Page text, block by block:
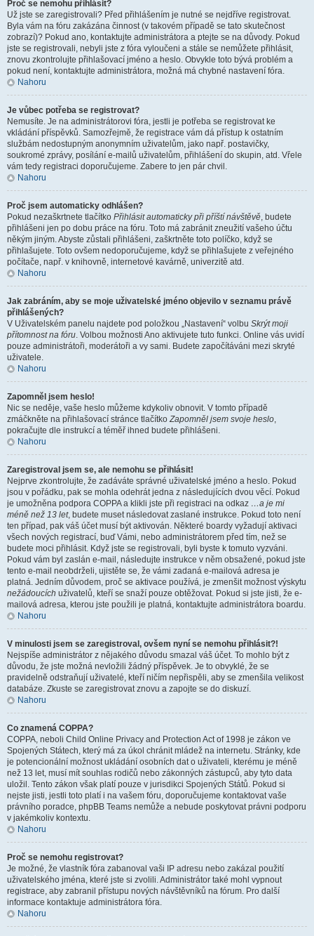
Proč se nemohu přihlásit?
Už jste se zaregistrovali? Před přihlášením je nutné se nejdříve registrovat.
Byla vám na fóru zakázána činnost (v takovém případě se tato skutečnost
zobrazí)? Pokud ano, kontaktujte administrátora a ptejte se na důvody. Pokud
jste se registrovali, nebyli jste z fóra vyloučeni a stále se nemůžete přihlásit,
znovu zkontrolujte přihlašovací jméno a heslo. Obvykle toto bývá problém a
pokud není, kontaktujte administrátora, možná má chybné nastavení fóra.
Nahoru
Je vůbec potřeba se registrovat?
Nemusíte. Je na administrátorovi fóra, jestli je potřeba se registrovat ke
vkládání příspěvků. Samozřejmě, že registrace vám dá přístup k ostatním
službám nedostupným anonymním uživatelům, jako např. postavičky,
soukromé zprávy, posílání e-mailů uživatelům, přihlášení do skupin, atd. Vřele
vám tedy registraci doporučujeme. Zabere to jen pár chvil.
Nahoru
Proč jsem automaticky odhlášen?
Pokud nezaškrtnete tlačítko Přihlásit automaticky při příští návštěvě, budete
přihlášeni jen po dobu práce na fóru. Toto má zabránit zneužití vašeho účtu
někým jiným. Abyste zůstali přihlášeni, zaškrtněte toto políčko, když se
přihlašujete. Toto ovšem nedoporučujeme, když se přihlašujete z veřejného
počítače, např. v knihovně, internetové kavárně, univerzitě atd.
Nahoru
Jak zabráním, aby se moje uživatelské jméno objevilo v seznamu právě
přihlášených?
V Uživatelském panelu najdete pod položkou „Nastavení“ volbu Skrýt moji
přítomnost na fóru. Volbou možnosti Ano aktivujete tuto funkci. Online vás uvidí
pouze administrátoři, moderátoři a vy sami. Budete započítáváni mezi skryté
uživatele.
Nahoru
Zapomněl jsem heslo!
Nic se neděje, vaše heslo můžeme kdykoliv obnovit. V tomto případě
zmáčkněte na přihlašovací stránce tlačítkoZapomněl jsem svoje heslo,
pokračujte dle instrukcí a téměř ihned budete přihlášeni.
Nahoru
Zaregistroval jsem se, ale nemohu se přihlásit!
Nejprve zkontrolujte, že zadáváte správné uživatelské jméno a heslo. Pokud
jsou v pořádku, pak se mohla odehrát jedna z následujících dvou věcí. Pokud
je umožněna podpora COPPA a klikli jste při registraci na odkaz …a je mi
méně než 13 let, budete muset následovat zaslané instrukce. Pokud toto není
ten případ, pak váš účet musí být aktivován. Některé boardy vyžadují aktivaci
všech nových registrací, buď Vámi, nebo administrátorem před tím, než se
budete moci přihlásit. Když jste se registrovali, byli byste k tomuto vyzváni.
Pokud vám byl zaslán e-mail, následujte instrukce v něm obsažené, pokud jste
tento e-mail neobdrželi, ujistěte se, že vámi zadaná e-mailová adresa je
platná. Jedním důvodem, proč se aktivace používá, je zmenšit možnost výskytu
nežádoucích uživatelů, kteří se snaží pouze obtěžovat. Pokud si jste jisti, že e-
mailová adresa, kterou jste použili je platná, kontaktujte administrátora boardu.
Nahoru
V minulosti jsem se zaregistroval, ovšem nyní se nemohu přihlásit?!
Nejspíše administrátor z nějakého důvodu smazal váš účet. To mohlo být z
důvodu, že jste možná nevložili žádný příspěvek. Je to obvyklé, že se
pravidelně odstraňují uživatelé, kteří ničím nepřispěli, aby se zmenšila velikost
databáze. Zkuste se zaregistrovat znovu a zapojte se do diskuzí.
Nahoru
Co znamená COPPA?
COPPA, neboli Child Online Privacy and Protection Act of 1998 je zákon ve
Spojených Státech, který má za úkol chránit mládež na internetu. Stránky, kde
je potencionální možnost ukládání osobních dat o uživateli, kterému je méně
než 13 let, musí mít souhlas rodičů nebo zákonných zástupců, aby tyto data
uložil. Tento zákon však platí pouze v jurisdikci Spojených Států. Pokud si
nejste jisti, jestli toto platí i na vašem fóru, doporučujeme kontaktovat vaše
právního poradce, phpBB Teams nemůže a nebude poskytovat právni podporu
v jakémkoliv kontextu.
Nahoru
Proč se nemohu registrovat?
Je možné, že vlastník fóra zabanoval vaši IP adresu nebo zakázal použití
uživatelského jména, které jste si zvolili. Administrátor také mohl vypnout
registrace, aby zabranil přístupu nových návštěvníků na fórum. Pro další
informace kontaktuje administrátora fóra.
Nahoru